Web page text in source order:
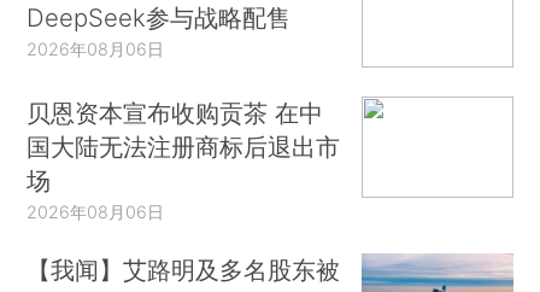
DeepSeek参与战略配售
2026年08月06日
贝恩资本宣布收购贡茶 在中
国大陆无法注册商标后退出市
场
2026年08月06日
【我闻】艾路明及多名股东被